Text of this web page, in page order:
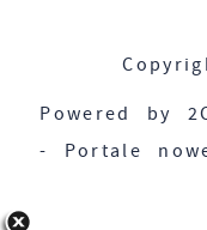
Powered by
- Portale